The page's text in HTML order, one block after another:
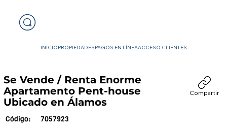
INICIOPROPIEDADESPAGOS EN LÍNEAACCESO CLIENTES
Se Vende / Renta Enorme
Apartamento Pent-house
Ubicado en Álamos
Código: 7057923
Compartir